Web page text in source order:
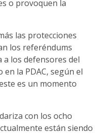
o provoquen la
las protecciones
los referéndums
los defensores del
la PDAC, según el
es un momento
con los ocho
están siendo